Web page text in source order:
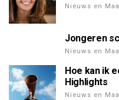
Nieuws en
Jongeren
Nieuws en
Hoe kan ik
Highlights
Nieuws en